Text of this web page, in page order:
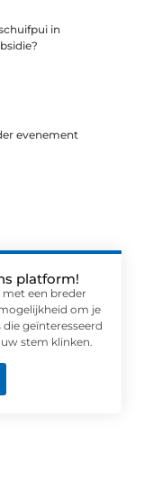
in
evenement
platform!
met een breder
om je
geïnteresseerd
stem klinken.